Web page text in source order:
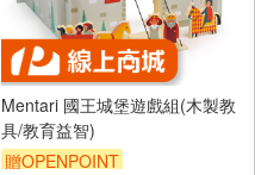
Mentari 國王城堡遊戲組(木製教
具/教育益智)
贈OPENPOINT